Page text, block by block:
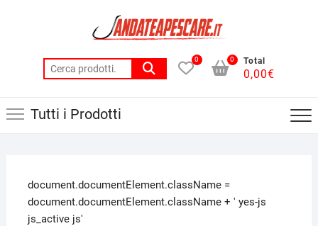
0 Total
0,00€
0
Tutti i Prodotti
document.documentElement.className =
document.documentElement.className + ' yes-js
js_active js'